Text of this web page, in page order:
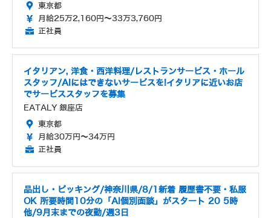
東京都
月給25万2,160円～33万3,760円
正社員
イタリアン, 洋食・西洋料理/レストランサービス・ホール
スタッフ/AIにはできないサービスを!イタリアに近いお店
でサービススタッフを募集
EATALY 銀座店
東京都
月給30万円～34万円
正社員
品出し・ピッキング/神奈川県/8/1新着 履歴書不要・私服
OK 所要時間10分の「AI個別面談」がスタート 20 5時
他/9月末までの夜勤/週3日